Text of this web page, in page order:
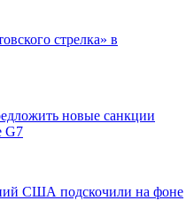
стрелка» в
новые санкции
G7
США подскочили на фоне